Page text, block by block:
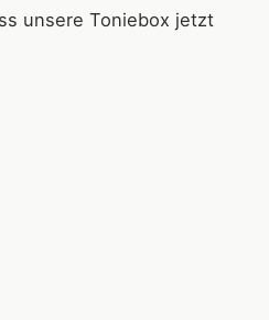
unsere Toniebox jetzt